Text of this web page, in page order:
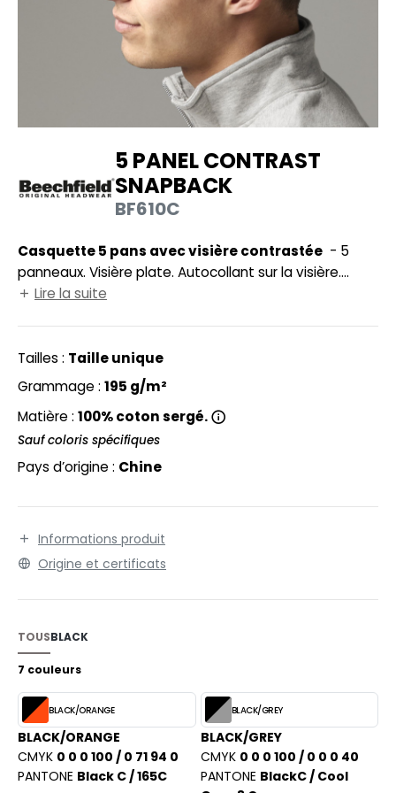
VISIBILITE
MODULABLES
LABEL / TEAR AWAY
SHOPPING
VETEMENTS
SI ON L'APPELAIT FRANCIS
BY PROMODORO
HALES
ROW
OF THE LOOM
OF THE LOOM VINTAGE
- BLANKS
5 PANEL CONTRAST
SNAPBACK
BF610C
Casquette 5 pans avec visière contrastée
panneaux. Visière plate. Autocollant sur la visière.
Détails contrastés. Ajustable par picots. Tour de tête :
Lire la suite
Tailles : Taille unique
Grammage : 195 g/m²
Matière : 100% coton sergé.
Sauf coloris spécifiques
Pays d’origine : Chine
Informations produit
Origine et certificats
TOUSBLACK
7 couleurs
BLACK/ORANGE
BLACK/ORANGE
CMYK 0 0 0 100 / 0 71 94 0
PANTONE Black C / 165C
BLACK/GREY
BLACK/GREY
CMYK 0 0 0 100 / 0 0 0 40
PANTONE BlackC / Cool